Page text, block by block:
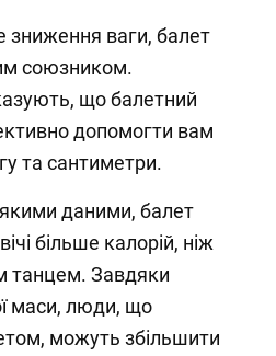
зниження ваги, балет
союзником.
що балетний
допомогти вам
та сантиметри.
даними, балет
більше калорій, ніж
танцем. Завдяки
маси, люди, що
можуть збільшити